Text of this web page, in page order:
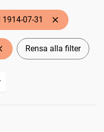
07-31
Rensa alla filter